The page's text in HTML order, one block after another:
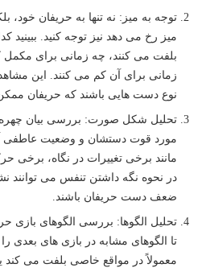
توجه به میز: نه تنها به حریفان خود،
میز رخ می دهد نیز توجه کنید. ببینید
بلفت می کنند، چه زمانی برای مکمل
زمانی برای آن کم می کنند. این
نوع دست هایی باشند که حریفان
تحلیل شکل صورت: بررسی بیان چهره
مورد قوت دستشان و وضعیت عاطفی
مانند برخی تغییرات در نگاه، برخی
در نحوه نگه داشتن تنفس می توانند
ضعف دست حریفان باشند.
تحلیل الگوها: بررسی الگوهای بازی
تا الگوهای مشابه در بازی های بعدی
معمولاً در مواقع خاصی بلفت می کند